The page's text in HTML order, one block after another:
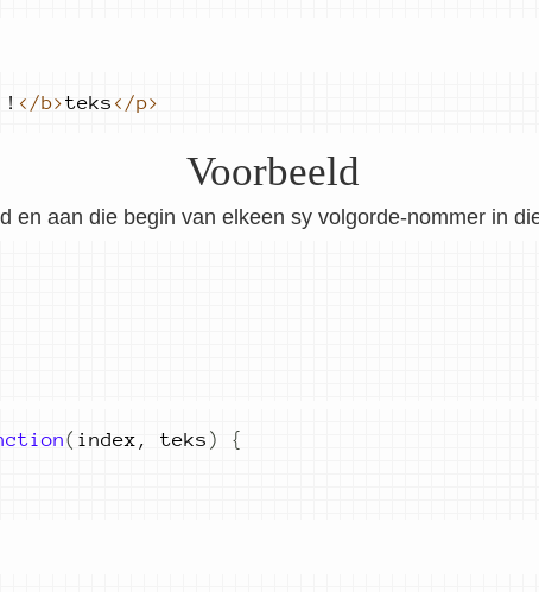
</b>teks </p>
Voorbeeld
en aan die begin van elkeen sy volgorde-nommer in
( index , teks )
{